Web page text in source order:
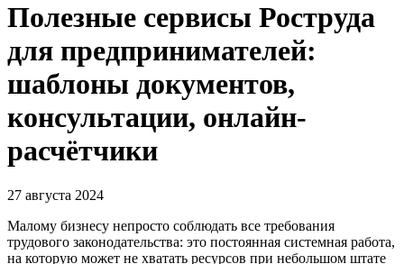
Полезные сервисы Роструда
для предпринимателей:
шаблоны документов,
консультации, онлайн-
расчётчики
27 августа 2024
Малому бизнесу непросто соблюдать все требования
трудового законодательства: это постоянная системная работа,
на которую может не хватать ресурсов при небольшом штате